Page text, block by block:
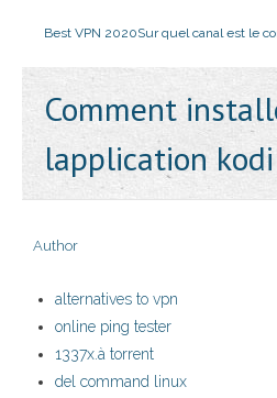
Best VPN 2020Sur quel canal est le
Comment
lapplication kodi
Author
alternatives to vpn
online ping tester
1337x.à torrent
del command linux